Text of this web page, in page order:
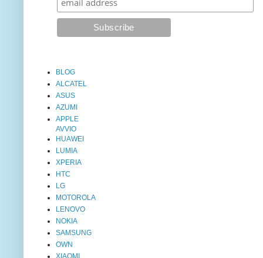
BLOG
ALCATEL
ASUS
AZUMI
APPLE
AVVIO
HUAWEI
LUMIA
XPERIA
HTC
LG
MOTOROLA
LENOVO
NOKIA
SAMSUNG
OWN
XIAOMI